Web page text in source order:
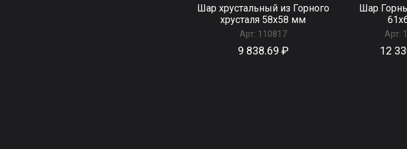
Шар хрустальный из Горного
хрусталя 58x58 мм
Арт: 110817
9 838.69 ₽
Шар
Арт:
12